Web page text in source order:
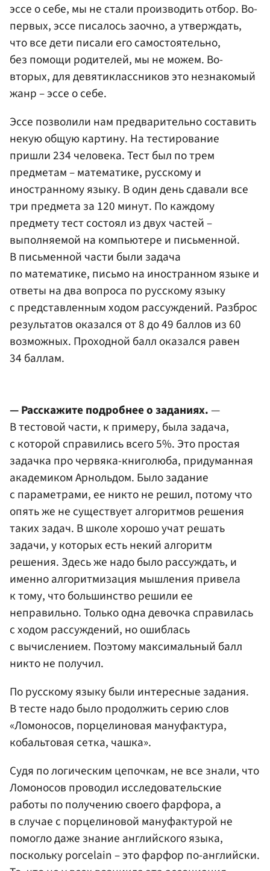
эссе о себе, мы не стали производить отбор. Во-
первых, эссе писалось заочно, а утверждать,
что все дети писали его самостоятельно,
без помощи родителей, мы не можем. Во-
вторых, для девятиклассников это незнакомый
жанр – эссе о себе.
Эссе позволили нам предварительно составить
некую общую картину. На тестирование
пришли 234 человека. Тест был по трем
предметам – математике, русскому и
иностранному языку. В один день сдавали все
три предмета за 120 минут. По каждому
предмету тест состоял из двух частей –
выполняемой на компьютере и письменной.
В письменной части были задача
по математике, письмо на иностранном языке и
ответы на два вопроса по русскому языку
с представленным ходом рассуждений. Разброс
результатов оказался от 8 до 49 баллов из 60
возможных. Проходной балл оказался равен
34 баллам.
— Расскажите подробнее о заданиях.—
В тестовой части, к примеру, была задача,
с которой справились всего 5%. Это простая
задачка про червяка-книголюба, придуманная
академиком Арнольдом. Было задание
с параметрами, ее никто не решил, потому что
опять же не существует алгоритмов решения
таких задач. В школе хорошо учат решать
задачи, у которых есть некий алгоритм
решения. Здесь же надо было рассуждать, и
именно алгоритмизация мышления привела
к тому, что большинство решили ее
неправильно. Только одна девочка справилась
с ходом рассуждений, но ошиблась
с вычислением. Поэтому максимальный балл
никто не получил.
По русскому языку были интересные задания.
В тесте надо было продолжить серию слов
«Ломоносов, порцелиновая мануфактура,
кобальтовая сетка, чашка».
Судя по логическим цепочкам, не все знали, что
Ломоносов проводил исследовательские
работы по получению своего фарфора, а
в случае с порцелиновой мануфактурой не
помогло даже знание английского языка,
поскольку porcelain – это фарфор по-английски.